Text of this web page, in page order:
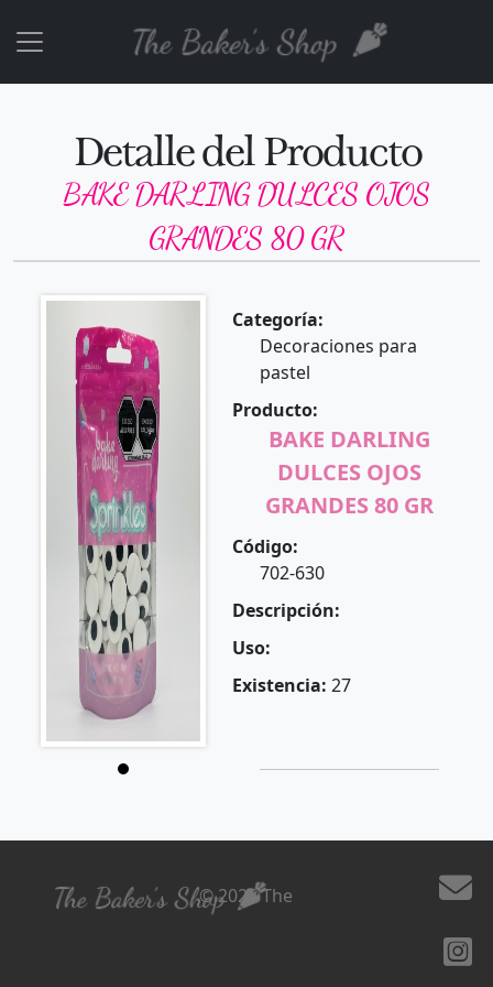
Detalle del Producto
BAKE DARLING DULCES OJOS
GRANDES 80 GR
Categoría:
Decoraciones para
pastel
Producto:
BAKE DARLING
DULCES OJOS
GRANDES 80 GR
Código:
702-630
Descripción:
Uso:
Existencia: 27
© 2026 The